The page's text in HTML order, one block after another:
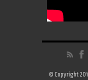
© Copyright